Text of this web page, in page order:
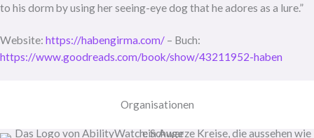
to his dorm by using her seeing-eye dog that he adores as a lure.”
Website: https://habengirma.com/ – Buch:
https://www.goodreads.com/book/show/43211952-haben
Organisationen